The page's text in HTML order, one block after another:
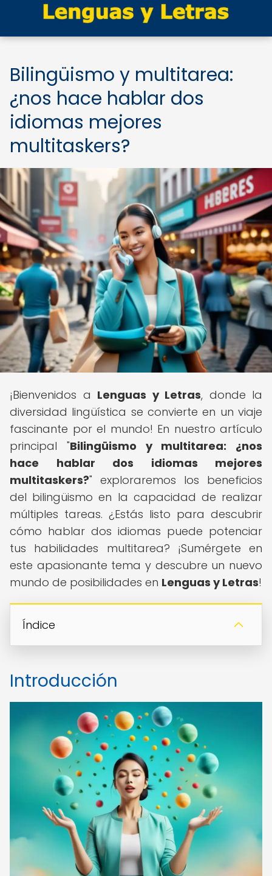
Bilingüismo y multitarea:
¿nos hace hablar dos
idiomas mejores
multitaskers?
¡Bienvenidos a Lenguas y Letras, donde la
diversidad lingüística se convierte en un viaje
fascinante por el mundo! En nuestro artículo
principal "Bilingüismo y multitarea: ¿nos
hace hablar dos idiomas mejores
multitaskers?" exploraremos los beneficios
del bilingüismo en la capacidad de realizar
múltiples tareas. ¿Estás listo para descubrir
cómo hablar dos idiomas puede potenciar
tus habilidades multitarea? ¡Sumérgete en
este apasionante tema y descubre un nuevo
mundo de posibilidades en Lenguas y Letras!
Índice
Introducción